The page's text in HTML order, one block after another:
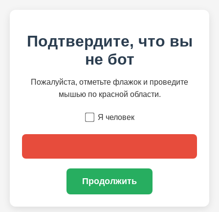
Подтвердите, что вы
не бот
Пожалуйста, отметьте флажок и проведите
мышью по красной области.
Я человек
Продолжить